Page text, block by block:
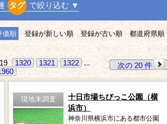
タグ で絞り込む ▼
価順 登録が新しい順 登録が古い順 都道府県順
1320 1321 1322
...
次の 20 件
現地未調査
十日市場ちびっこ公園（横
浜市）
神奈川県横浜市にある都市公園